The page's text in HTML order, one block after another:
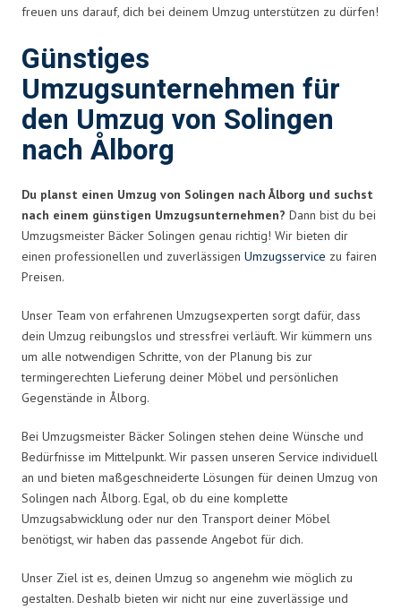
freuen uns darauf, dich bei deinem Umzug unterstützen zu dürfen!
Günstiges
Umzugsunternehmen für
den Umzug von Solingen
nach Ålborg
Du planst einen Umzug von Solingen nach Ålborg und suchst
nach einem günstigen Umzugsunternehmen? Dann bist du bei
Umzugsmeister Bäcker Solingen genau richtig! Wir bieten dir
einen professionellen und zuverlässigen Umzugsservice zu fairen
Preisen.
Unser Team von erfahrenen Umzugsexperten sorgt dafür, dass
dein Umzug reibungslos und stressfrei verläuft. Wir kümmern uns
um alle notwendigen Schritte, von der Planung bis zur
termingerechten Lieferung deiner Möbel und persönlichen
Gegenstände in Ålborg.
Bei Umzugsmeister Bäcker Solingen stehen deine Wünsche und
Bedürfnisse im Mittelpunkt. Wir passen unseren Service individuell
an und bieten maßgeschneiderte Lösungen für deinen Umzug von
Solingen nach Ålborg. Egal, ob du eine komplette
Umzugsabwicklung oder nur den Transport deiner Möbel
benötigst, wir haben das passende Angebot für dich.
Unser Ziel ist es, deinen Umzug so angenehm wie möglich zu
gestalten. Deshalb bieten wir nicht nur eine zuverlässige und